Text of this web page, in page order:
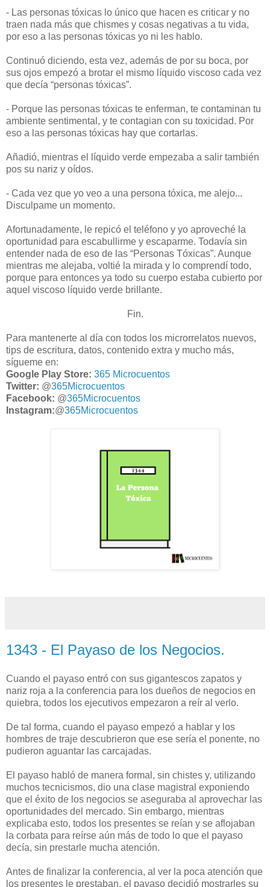
- Las personas tóxicas lo único que hacen es criticar y no
traen nada más que chismes y cosas negativas a tu vida,
por eso a las personas tóxicas yo ni les hablo.
Continuó diciendo, esta vez, además de por su boca, por
sus ojos empezó a brotar el mismo líquido viscoso cada vez
que decía “personas tóxicas”.
- Porque las personas tóxicas te enferman, te contaminan tu
ambiente sentimental, y te contagian con su toxicidad. Por
eso a las personas tóxicas hay que cortarlas.
Añadió, mientras el líquido verde empezaba a salir también
pos su nariz y oídos.
- Cada vez que yo veo a una persona tóxica, me alejo...
Disculpame un momento.
Afortunadamente, le repicó el teléfono y yo aproveché la
oportunidad para escabullirme y escaparme. Todavía sin
entender nada de eso de las “Personas Tóxicas”. Aunque
mientras me alejaba, voltié la mirada y lo comprendí todo,
porque para entonces ya todo su cuerpo estaba cubierto por
aquel viscoso líquido verde brillante.
Fin.
Para mantenerte al día con todos los microrrelatos nuevos,
tips de escritura, datos, contenido extra y mucho más,
sígueme en:
Google Play Store: 365 Microcuentos
Twitter: @365Microcuentos
Facebook: @365Microcuentos
Instagram:@365Microcuentos
1343 - El Payaso de los Negocios.
Cuando el payaso entró con sus gigantescos zapatos y
nariz roja a la conferencia para los dueños de negocios en
quiebra, todos los ejecutivos empezaron a reír al verlo.
De tal forma, cuando el payaso empezó a hablar y los
hombres de traje descubrieron que ese sería el ponente, no
pudieron aguantar las carcajadas.
El payaso habló de manera formal, sin chistes y, utilizando
muchos tecnicismos, dio una clase magistral exponiendo
que el éxito de los negocios se aseguraba al aprovechar las
oportunidades del mercado. Sin embargo, mientras
explicaba esto, todos los presentes se reían y se aflojaban
la corbata para reírse aún más de todo lo que el payaso
decía, sin prestarle mucha atención.
Antes de finalizar la conferencia, al ver la poca atención que
los presentes le prestaban, el payaso decidió mostrarles su